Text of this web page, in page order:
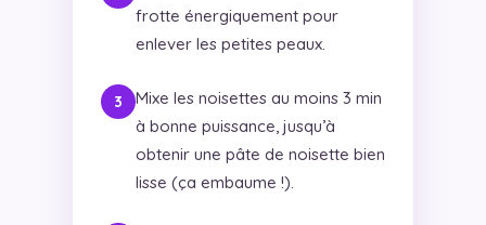
frotte énergiquement pour
enlever les petites peaux.
Mixe les noisettes au moins 3 min
à bonne puissance, jusqu’à
obtenir une pâte de noisette bien
lisse (ça embaume !).